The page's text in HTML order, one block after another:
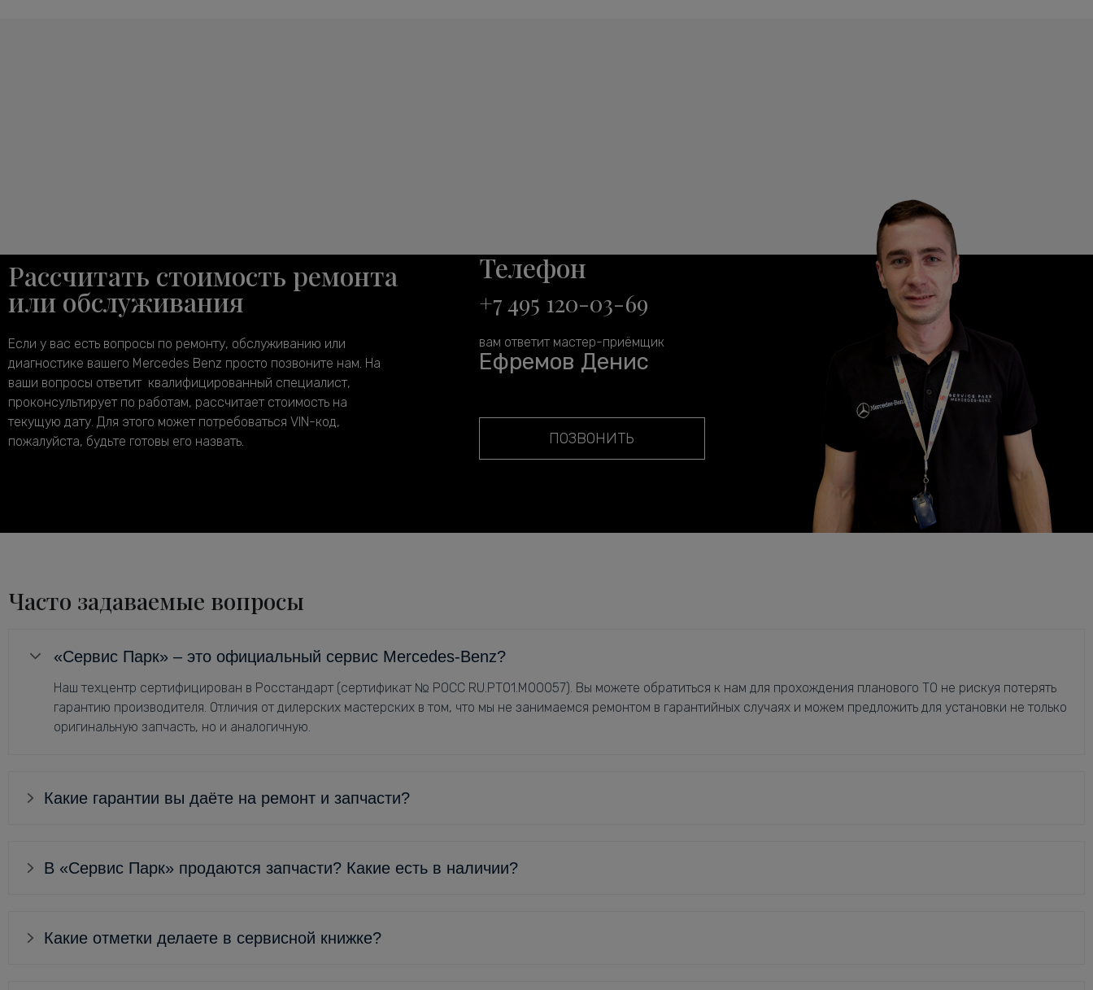
Рассчитать стоимость ремонта
или обслуживания
Если у вас есть вопросы по ремонту, обслуживанию или
диагностике вашего Mercedes Benz просто позвоните нам. На
ваши вопросы ответит квалифицированный специалист,
проконсультирует по работам, рассчитает стоимость на
текущую дату. Для этого может потребоваться VIN-код,
пожалуйста, будьте готовы его назвать.
Телефон
+7 495 120-03-69
вам ответит мастер-приёмщик
Ефремов Денис
ПОЗВОНИТЬ
Часто задаваемые вопросы
«Сервис Парк» – это официальный сервис Mercedes-Benz?
Наш техцентр сертифицирован в Росстандарт (сертификат № РОСС RU.РТ01.М00057). Вы можете обратиться к нам для прохождения планового ТО не рискуя потерять
гарантию производителя. Отличия от дилерских мастерских в том, что мы не занимаемся ремонтом в гарантийных случаях и можем предложить для установки не только
оригинальную запчасть, но и аналогичную.
Какие гарантии вы даёте на ремонт и запчасти?
В «Сервис Парк» продаются запчасти? Какие есть в наличии?
Какие отметки делаете в сервисной книжке?